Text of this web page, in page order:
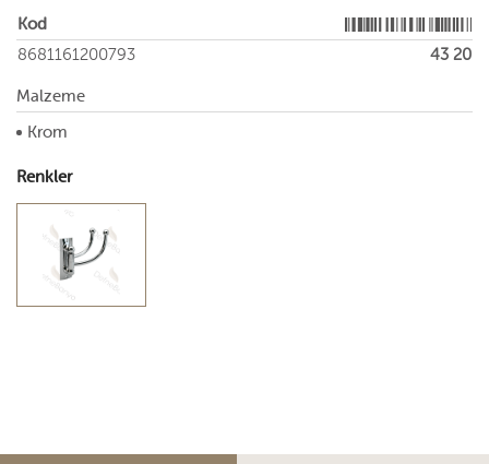
Kod
8681161200793
43 20
Malzeme
Krom
Renkler